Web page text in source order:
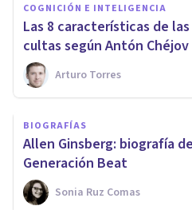
COGNICIÓN E INTELIGENCIA
Las 8 características de
cultas según Antón Chéjov
Arturo Torres
BIOGRAFÍAS
Allen Ginsberg: biografía
Generación Beat
Sonia Ruz Comas